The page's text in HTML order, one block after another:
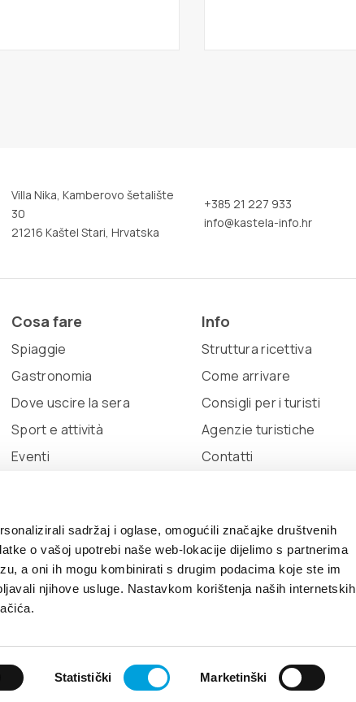
sadržaj i oglase, omogućili značajke društvenih
o vašoj upotrebi naše web-lokacije dijelimo s partnerima
a oni ih mogu kombinirati s drugim podacima koje ste im
njihove usluge. Nastavkom korištenja naših internetskih
Statistički Marketinški
Villa Nika, Kamberovo šetalište
30
21216 Kaštel Stari, Hrvatska
+385 21 227 933
info@kastela-info.hr
Cosa fare
Spiaggie
Gastronomia
Dove uscire la sera
Sport e attività
Eventi
Info
Struttura ricettiva
Come arrivare
Consigli per i turisti
Agenzie turistiche
Contatti
vibracije Design by:Signed Design